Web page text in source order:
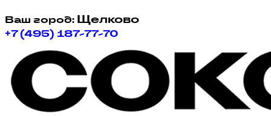
Ваш город: Щелково
+7 (495) 187-77-70